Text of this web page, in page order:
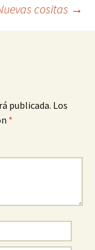
cositas →
publicada. Los
*